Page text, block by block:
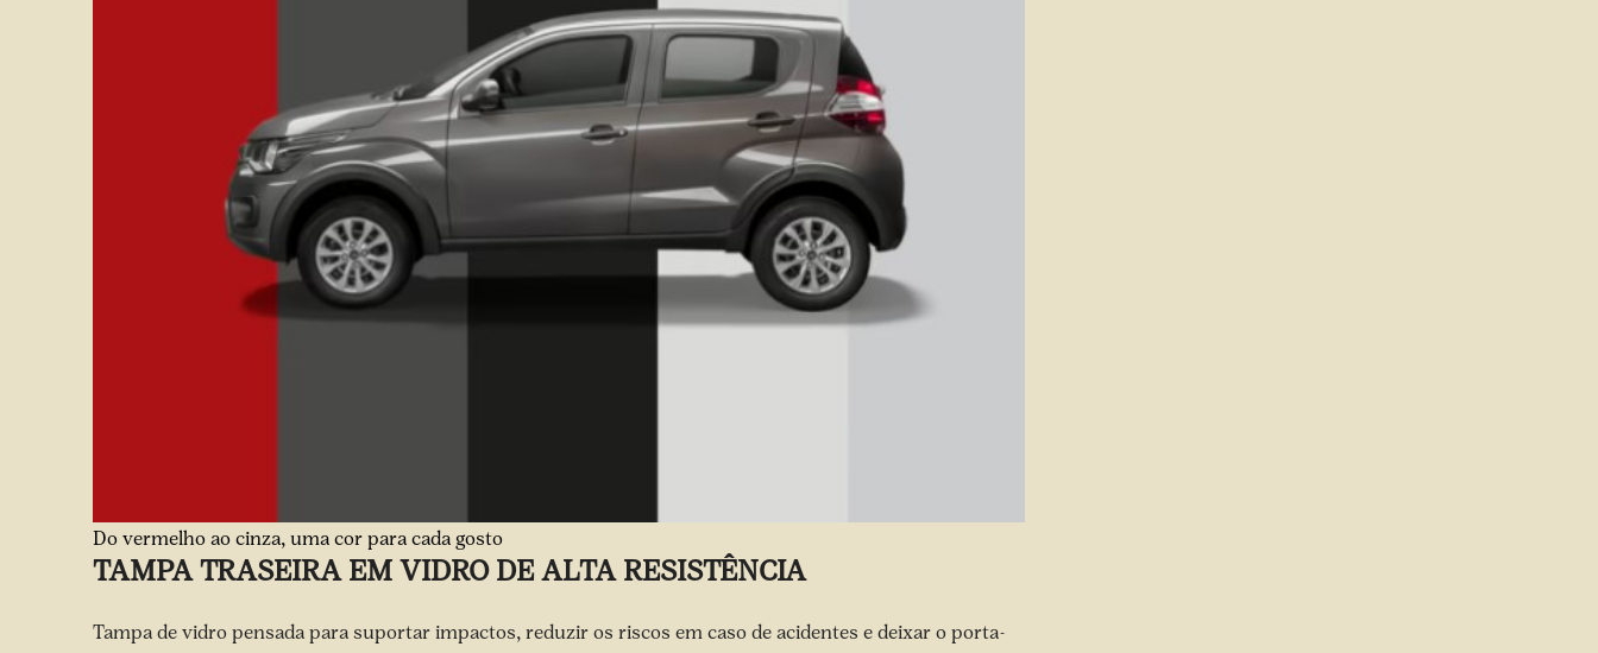
Do vermelho ao cinza, uma cor para cada gosto
TAMPA TRASEIRA EM VIDRO DE ALTA RESISTÊNCIA
Tampa de vidro pensada para suportar impactos, reduzir os riscos em caso de acidentes e deixar o porta-